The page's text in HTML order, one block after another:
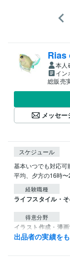
Rias
本人
イン
総販売
メッセー
スケジュール
基本いつでも対応可
平均、夕方の16時
経験職種
ライフスタイル・
得意分野
イラスト作成・漫
イラスト作成・漫
出品者の実績を